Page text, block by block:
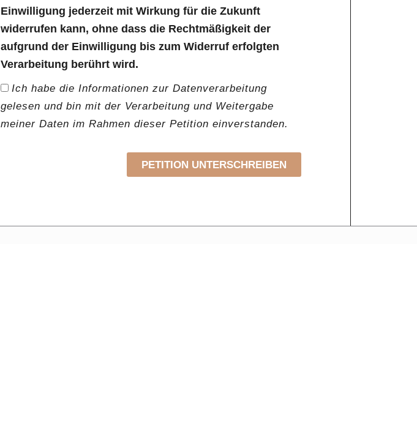
Einwilligung jederzeit mit Wirkung für die Zukunft
widerrufen kann, ohne dass die Rechtmäßigkeit der
aufgrund der Einwilligung bis zum Widerruf erfolgten
Verarbeitung berührt wird.
Ich habe die Informationen zur Datenverarbeitung
gelesen und bin mit der Verarbeitung und Weitergabe
meiner Daten im Rahmen dieser Petition einverstanden.
PETITION UNTERSCHREIBEN